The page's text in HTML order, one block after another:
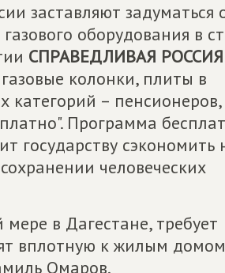
заставляют задуматься
оборудования в
СПРАВЕДЛИВАЯ РОССИЯ
колонки, плиты в
категорий – пенсионеров,
Программа
государству сэкономить
человеческих
в Дагестане, требует
вплотную к жилым
Омаров.